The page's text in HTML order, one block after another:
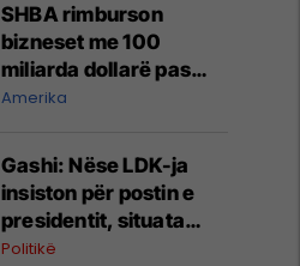
SHBA rimburson
bizneset me 100
miliarda dollarë pas
anulimit të tarifave të
Amerika
Gashi: Nëse LDK-ja
insiston për postin e
presidentit, situata
komplikohet - pres që
Politikë